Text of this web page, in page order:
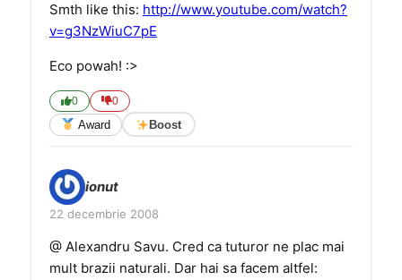
Smth like this: http://www.youtube.com/watch?
v=g3NzWiuC7pE
Eco powah! :>
0 0
Award Boost
ionut
22 decembrie 2008
@ Alexandru Savu. Cred ca tuturor ne plac mai
mult brazii naturali. Dar hai sa facem altfel: